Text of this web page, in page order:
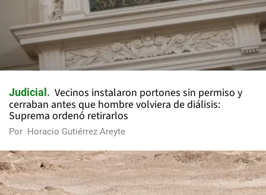
Judicial
Vecinos instalaron portones sin permiso y
cerraban antes que hombre volviera de diálisis:
Suprema ordenó retirarlos
Por Horacio Gutiérrez Areyte